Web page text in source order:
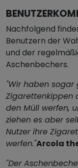
Nachfolgend
Benutzern der
und der
Aschenbechers.
"Wir haben sogar
Zigarettenkippen
den Müll werfen,
ziehen es aber
Nutzer ihre
werfen."Arcola
"Der